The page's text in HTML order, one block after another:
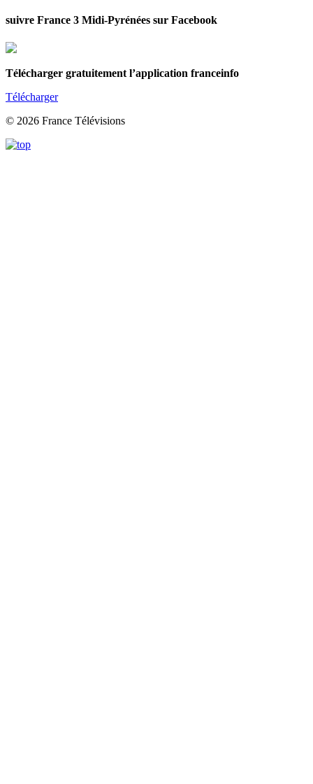
suivre France 3 Midi-Pyrénées sur Facebook
Télécharger gratuitement l’application franceinfo
Télécharger
© 2026 France Télévisions